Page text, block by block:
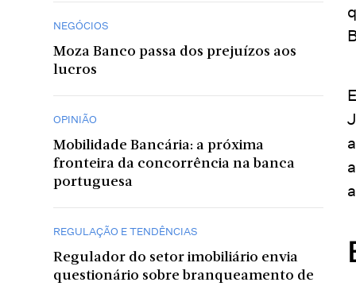
NEGÓCIOS
Moza Banco passa dos prejuízos aos
lucros
OPINIÃO
Mobilidade Bancária: a próxima
fronteira da concorrência na banca
portuguesa
REGULAÇÃO E TENDÊNCIAS
Regulador do setor imobiliário envia
questionário sobre branqueamento de